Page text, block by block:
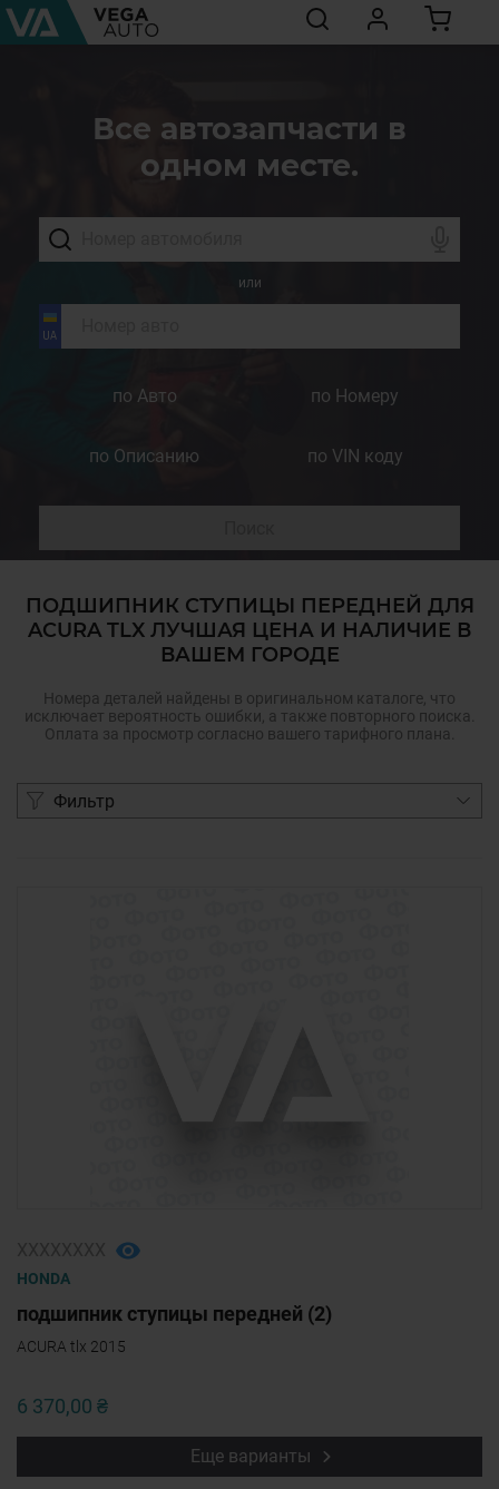
Все автозапчасти в
одном месте.
или
по Авто по Номеру
по Описанию по VIN коду
ПОДШИПНИК СТУПИЦЫ ПЕРЕДНЕЙ ДЛЯ
ACURA TLX ЛУЧШАЯ ЦЕНА И НАЛИЧИЕ В
ВАШЕМ ГОРОДЕ
Номера деталей найдены в оригинальном каталоге, что
исключает вероятность ошибки, а также повторного поиска.
Оплата за просмотр согласно вашего тарифного плана.
Фильтр
HONDA
подшипник ступицы передней (2)
ACURA tlx 2015
6 370,00 ₴
Еще варианты